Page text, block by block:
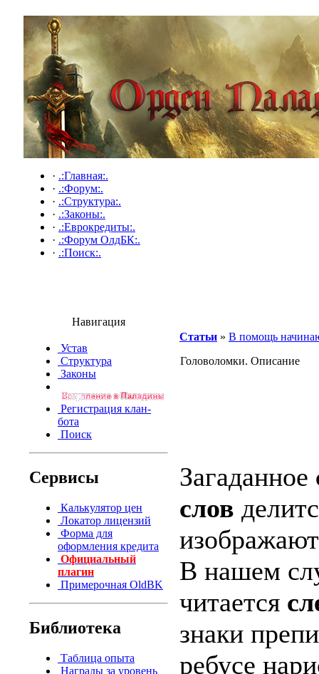
· .:Главная:.
· .:Форум:.
· .:Структура:.
· .:Законы:.
· .:Еврокредиты:.
· .:Форум ОлдБК:.
· .:Поиск:.
Навигация
Устав
Структура
Законы
Регистрация клан-
бота
Поиск
Сервисы
Калькулятор цен
Локатор лицензий
Форма для
оформления кредита
Официальный
плагин
Примерочная OldBK
Библиотека
Таблица опыта
Награды за уровень
Статьи » В помощь
Головоломки. Описание
Загаданное
слов
В нашем
читается
знаки
ребусе